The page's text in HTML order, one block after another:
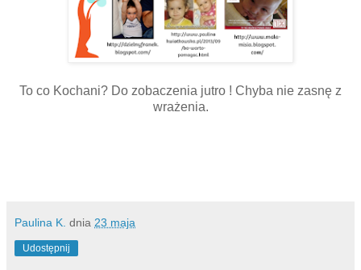
To co Kochani? Do zobaczenia jutro ! Chyba nie zasnę z
wrażenia.
Paulina K. dnia 23 maja
Udostępnij